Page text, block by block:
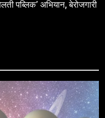
पब्लिक’ अभियान, बेरोजगारी